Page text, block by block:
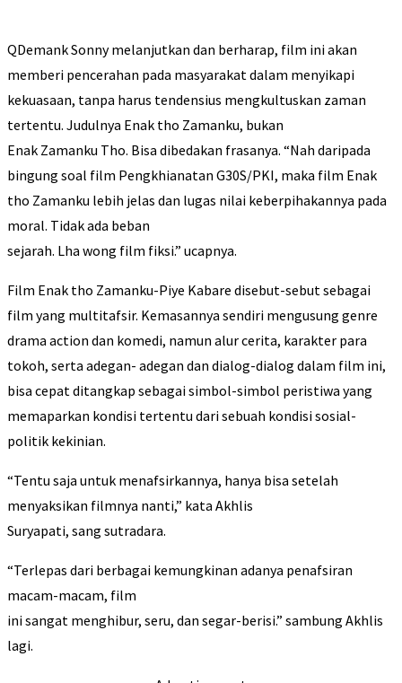
QDemank Sonny melanjutkan dan berharap, film ini akan
memberi pencerahan pada masyarakat dalam menyikapi
kekuasaan, tanpa harus tendensius mengkultuskan zaman
tertentu. Judulnya Enak tho Zamanku, bukan
Enak Zamanku Tho. Bisa dibedakan frasanya. “Nah daripada
bingung soal film Pengkhianatan G30S/PKI, maka film Enak
tho Zamanku lebih jelas dan lugas nilai keberpihakannya pada
moral. Tidak ada beban
sejarah. Lha wong film fiksi.” ucapnya.
Film Enak tho Zamanku-Piye Kabare disebut-sebut sebagai
film yang multitafsir. Kemasannya sendiri mengusung genre
drama action dan komedi, namun alur cerita, karakter para
tokoh, serta adegan- adegan dan dialog-dialog dalam film ini,
bisa cepat ditangkap sebagai simbol-simbol peristiwa yang
memaparkan kondisi tertentu dari sebuah kondisi sosial-
politik kekinian.
“Tentu saja untuk menafsirkannya, hanya bisa setelah
menyaksikan filmnya nanti,” kata Akhlis
Suryapati, sang sutradara.
“Terlepas dari berbagai kemungkinan adanya penafsiran
macam-macam, film
ini sangat menghibur, seru, dan segar-berisi.” sambung Akhlis
lagi.